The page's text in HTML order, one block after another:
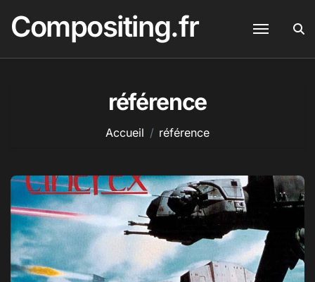
contenu
Compositing.fr
référence
Accueil référence